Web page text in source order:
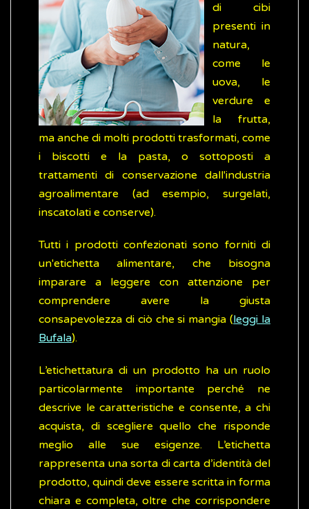
di cibi
presenti in
natura,
come le
uova, le
verdure e
la frutta,
ma anche di molti prodotti trasformati, come
i biscotti e la pasta, o sottoposti a
trattamenti di conservazione dall'industria
agroalimentare (ad esempio, surgelati,
inscatolati e conserve).
Tutti i prodotti confezionati sono forniti di
un'etichetta alimentare, che bisogna
imparare a leggere con attenzione per
comprendere avere la giusta
consapevolezza di ciò che si mangia (leggi la
Bufala).
L’etichettatura di un prodotto ha un ruolo
particolarmente importante perché ne
descrive le caratteristiche e consente, a chi
acquista, di scegliere quello che risponde
meglio alle sue esigenze. L’etichetta
rappresenta una sorta di carta d’identità del
prodotto, quindi deve essere scritta in forma
chiara e completa, oltre che corrispondere